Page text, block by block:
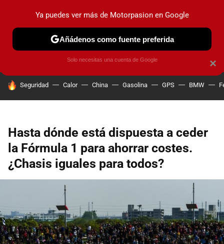
PRUEBAS COCHES ELÉCTRICOS OBSERVATORIO
HOY SE HABLA DE
Seguridad Calor China Gasolina GPS BMW
Hasta dónde está dispuesta a ceder
la Fórmula 1 para ahorrar costes.
¿Chasis iguales para todos?
×
Ya puedes ver más de Motorpasion en Google
Añádenos como fuente preferida
Solo necesitas una cuenta de Google